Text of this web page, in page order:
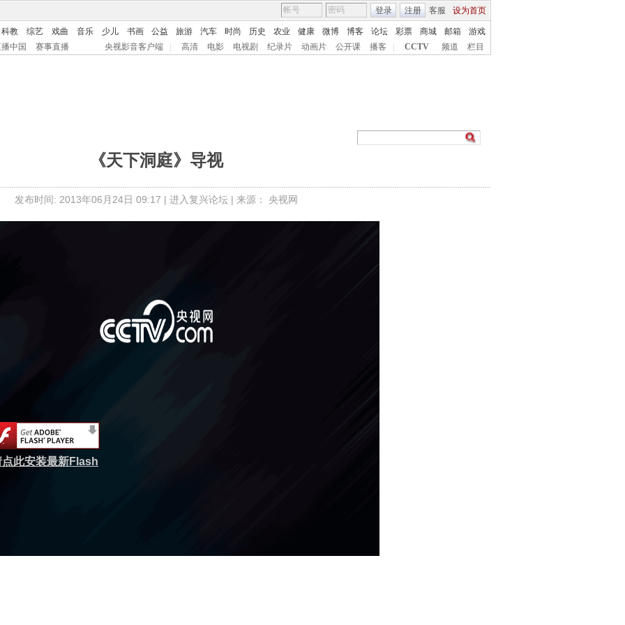
客服 设为首页
登录 注册
科教 综艺 戏曲 音乐 少儿 书画 公益 旅游 汽车 时尚 历史 农业 健康 微博 博客 论坛 彩票 商城 邮箱
游戏
中国
赛事直播 央视影音客户端 高清 电影 电视剧 纪录片 动画片 公开课 播客 CCTV 频道 栏目
《天下洞庭》导视
发布时间: 2013年06月24日 09:17 | 进入复兴论坛 | 来源： 央视网
点此安装最新Flash